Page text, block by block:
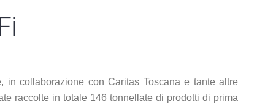
collaborazione con Caritas Toscana e tante altre
raccolte in totale 146 tonnellate di prodotti di prima